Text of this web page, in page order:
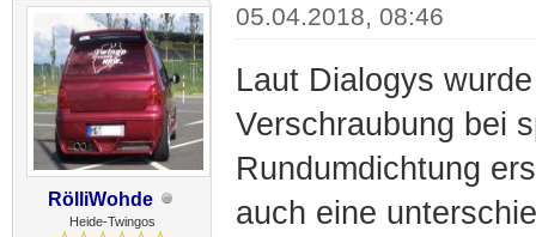
RölliWohde
Heide-Twingos
05.04.2018, 08:46
Laut Dialogys
Verschraubung bei
Rundumdichtung
auch eine